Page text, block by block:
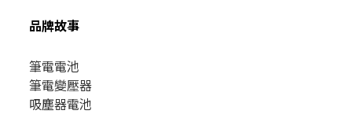
品牌故事
筆電電池
筆電變壓器
吸塵器電池